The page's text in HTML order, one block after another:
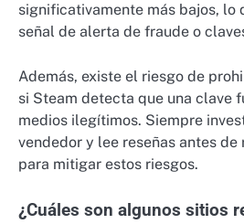
significativamente más bajos, lo
señal de alerta de fraude o
Además, existe el riesgo de
si Steam detecta que una clave
medios ilegítimos. Siempre
vendedor y lee reseñas antes de
para mitigar estos riesgos.
¿Cuáles son algunos sitios